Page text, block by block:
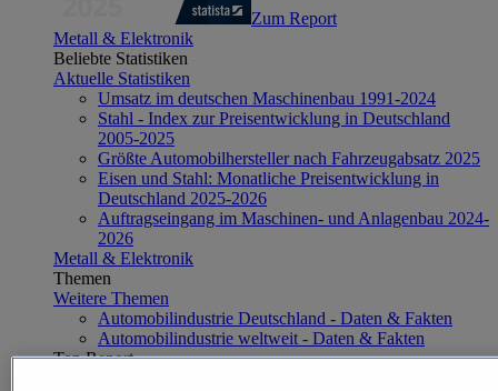
Zum Report
Metall & Elektronik
Beliebte Statistiken
Aktuelle Statistiken
Umsatz im deutschen Maschinenbau 1991-2024
Stahl - Index zur Preisentwicklung in Deutschland
2005-2025
Größte Automobilhersteller nach Fahrzeugabsatz 2025
Eisen und Stahl: Monatliche Preisentwicklung in
Deutschland 2025-2026
Auftragseingang im Maschinen- und Anlagenbau 2024-
2026
Metall & Elektronik
Themen
Weitere Themen
Automobilindustrie Deutschland - Daten & Fakten
Automobilindustrie weltweit - Daten & Fakten
Top Report